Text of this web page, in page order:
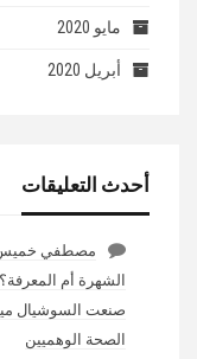
مايو 2020
أبريل 2020
أحدث التعليقات
مصطفي
الشهرة أم
صنعت السوشيال
الصحة الوهميين